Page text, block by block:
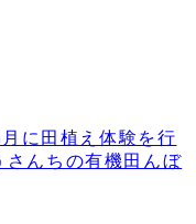
に田植え体験を行
さんちの有機田んぼ